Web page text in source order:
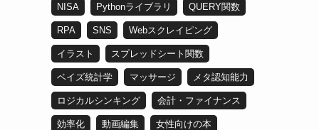
NISA Pythonライブラリ QUERY関数
RPA SNS Webスクレイピング
イラスト スプレッドシート関数
ベイズ統計学 マッサージ メタ認知能力
ロジカルシンキング 会計・ファイナンス
効率化 動画編集 女性向けの本